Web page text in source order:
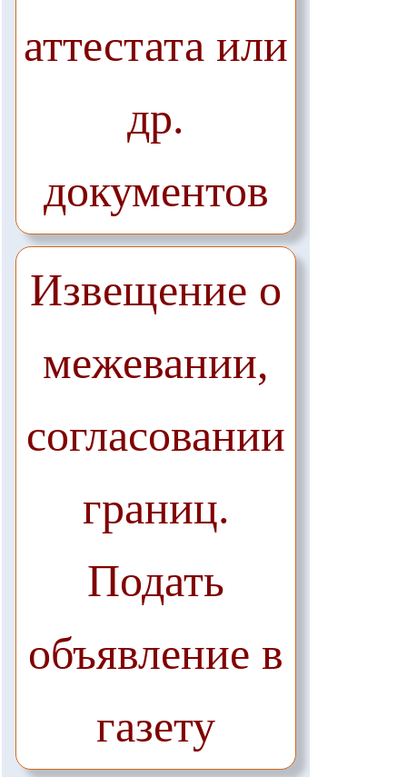
аттестата или
др.
документов
Извещение о
межевании,
согласовании
границ.
Подать
объявление в
газету